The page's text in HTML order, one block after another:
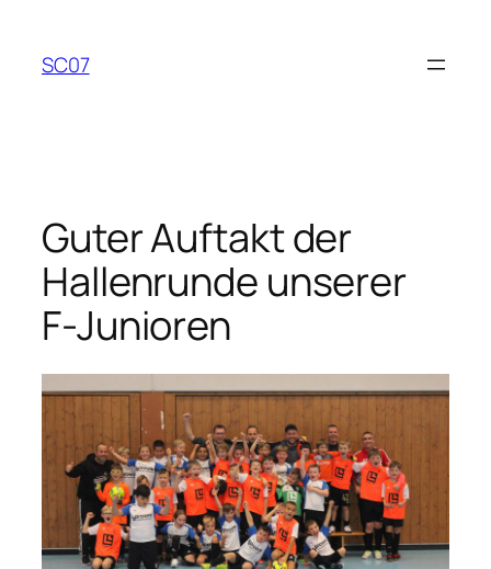
springen
SC07
Guter Auftakt der
Hallenrunde unserer
F-Junioren